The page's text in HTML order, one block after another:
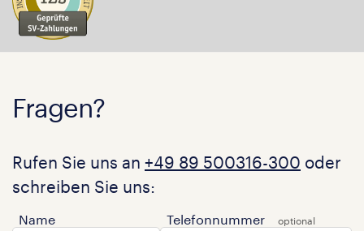
Fragen?
Rufen Sie uns an +49 89 500316-300 oder
schreiben Sie uns:
Name Telefonnummer